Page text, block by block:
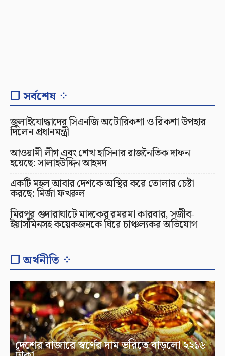
❐ সর্বশেষ ⁘
জুলাইযোদ্ধাদের সিএনজি অটোরিকশা ও রিকশা উপহার
দিলেন প্রধানমন্ত্রী
আওয়ামী লীগ এবং শেখ হাসিনার রাজনৈতিক দাফন
হয়েছে: সালাহউদ্দিন আহমদ
একটি মহল আবার দেশকে অস্থির করে তোলার চেষ্টা
করছে: মির্জা ফখরুল
মিরপুর গুদারাঘাটে মাদকের রমরমা কারবার, সজীব-
ইয়াসমিনসহ কয়েকজনকে ঘিরে চাঞ্চল্যকর অভিযোগ
❐ অর্থনীতি ⁘
দেশের বাজারে স্বর্ণের দাম ভরিতে বাড়লো ২২১৬